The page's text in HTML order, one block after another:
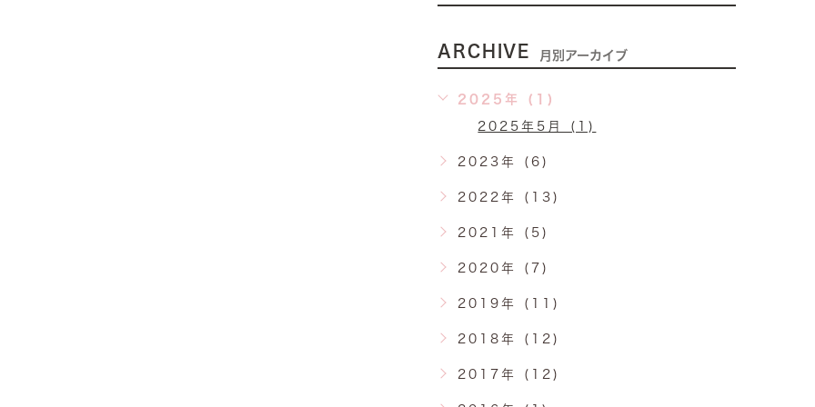
ARCHIVE 月別アーカイブ
2025年 (1)
2025年5月 (1)
2023年 (6)
2022年 (13)
2021年 (5)
2020年 (7)
2019年 (11)
2018年 (12)
2017年 (12)